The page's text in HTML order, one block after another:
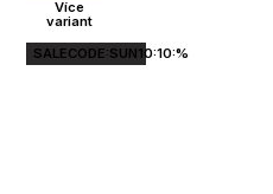
Více
variant
SALECODE:SUN10:10:%